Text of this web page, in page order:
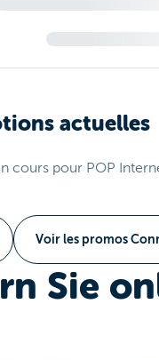
actuelles
cours pour POP
Voir les promos
Sie